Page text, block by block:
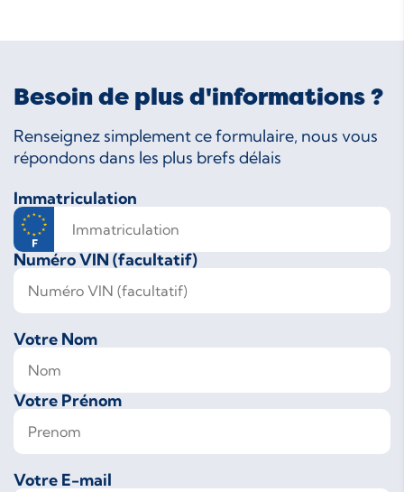
Besoin de plus d'informations ?
Renseignez simplement ce formulaire, nous vous
répondons dans les plus brefs délais
Immatriculation
Numéro VIN (facultatif)
Votre Nom
Votre Prénom
Votre E-mail